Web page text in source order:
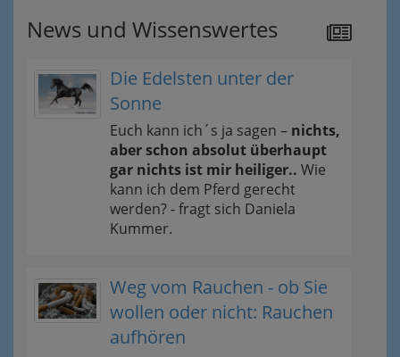
News und Wissenswertes
Die Edelsten unter der
Sonne
Euch kann ich´s ja sagen – nichts,
aber schon absolut überhaupt
gar nichts ist mir heiliger.. Wie
kann ich dem Pferd gerecht
werden? - fragt sich Daniela
Kummer.
Weg vom Rauchen - ob Sie
wollen oder nicht: Rauchen
aufhören